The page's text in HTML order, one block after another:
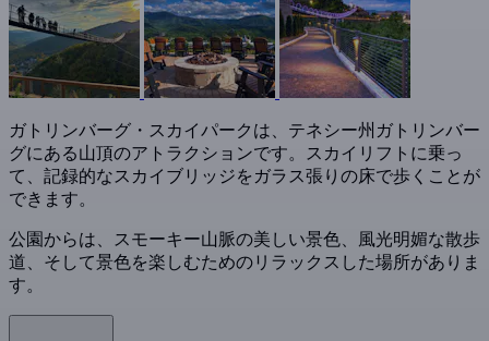
ガトリンバーグ・スカイパークは、テネシー州ガトリンバー
グにある山頂のアトラクションです。スカイリフトに乗っ
て、記録的なスカイブリッジをガラス張りの床で歩くことが
できます。
公園からは、スモーキー山脈の美しい景色、風光明媚な散歩
道、そして景色を楽しむためのリラックスした場所がありま
す。